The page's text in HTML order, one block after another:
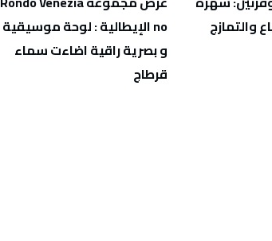
والتمازج
no الإيطالية : لوحة موسيقية
و بصرية راقية اضاءت سماء
قرطاج